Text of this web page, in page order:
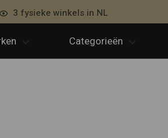
3 fysieke winkels in NL
Categorieën